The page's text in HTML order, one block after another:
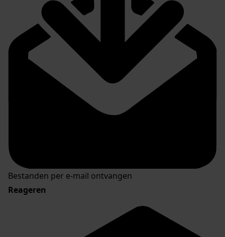
Bestanden per e-mail ontvangen
Reageren